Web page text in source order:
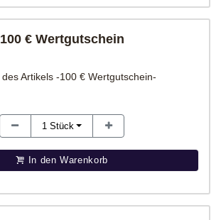
100 € Wertgutschein
1 Stück
In den Warenkorb